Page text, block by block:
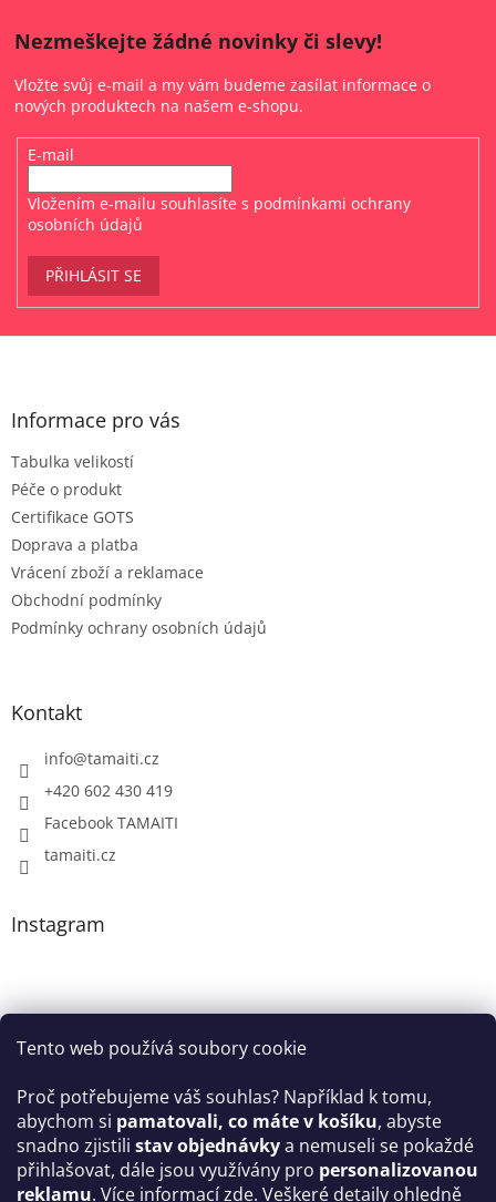
Tento web používá soubory cookie
Proč potřebujeme váš souhlas? Například k tomu,
abychom si pamatovali, co máte v košíku, abyste
snadno zjistili stav objednávkya nemuseli se pokaždé
přihlašovat, dále jsou využívány pro personalizovanou
reklamu. Více informací zde. Veškeré detaily ohledně
Nezmeškejte žádné novinky či slevy!
Vložte svůj e-mail a my vám budeme zasílat informace o
nových produktech na našem e-shopu.
E-mail
Vložením e-mailu souhlasíte s podmínkami ochrany
osobních údajů
PŘIHLÁSIT SE
Z
Informace pro vás
Tabulka velikostí
Péče o produkt
Certifikace GOTS
Doprava a platba
Vrácení zboží a reklamace
Obchodní podmínky
Podmínky ochrany osobních údajů
Kontakt
info@tamaiti.cz
+420 602 430 419
Facebook TAMAITI
tamaiti.cz
Instagram
Sledovat na Instagramu